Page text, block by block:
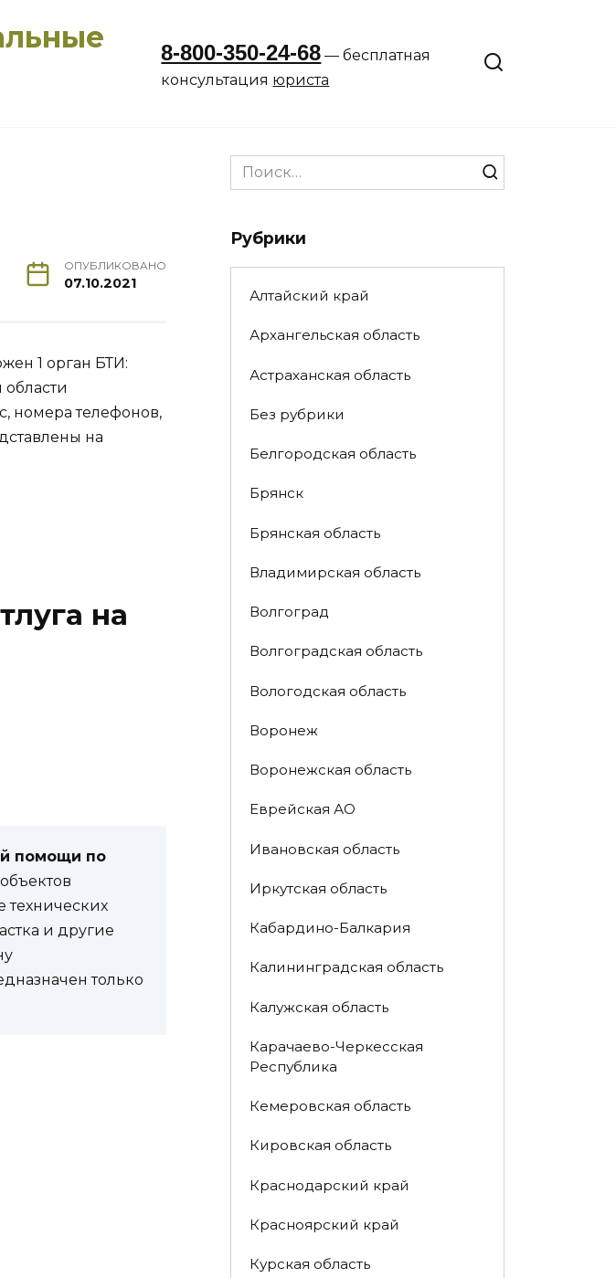
8-800-350-24-68 — бесплатная
консультация юриста
ОПУБЛИКОВАНО
07.10.2021
1 орган БТИ:
номера телефонов,
на
на
помощи по
и другие
только
Search
for:
Рубрики
Алтайский край
Архангельская область
Астраханская область
Без рубрики
Белгородская область
Брянск
Брянская область
Владимирская область
Волгоград
Волгоградская область
Вологодская область
Воронеж
Воронежская область
Еврейская АО
Ивановская область
Иркутская область
Кабардино-Балкария
Калининградская область
Калужская область
Карачаево-Черкесская
Республика
Кемеровская область
Кировская область
Краснодарский край
Красноярский край
Курская область